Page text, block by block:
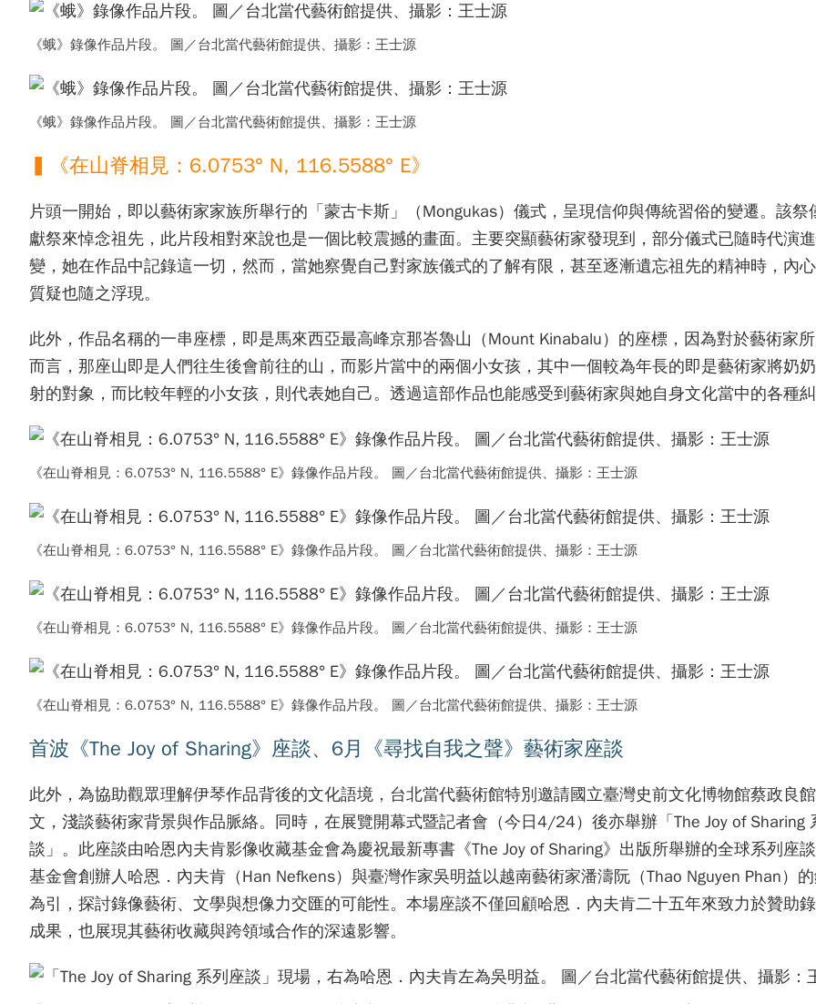
《蛾》錄像作品片段。 圖／台北當代藝術館提供、攝影：王士源
《蛾》錄像作品片段。 圖／台北當代藝術館提供、攝影：王士源
▍《在山脊相見：6.0753° N, 116.5588° E》
片頭一開始，即以藝術家家族所舉行的「蒙古卡斯」（Mongukas）儀式，呈現信仰與傳統習俗的變遷。該祭
獻祭來悼念祖先，此片段相對來說也是一個比較震撼的畫面。主要突顯藝術家發現到，部分儀式已隨時代演
變，她在作品中記錄這一切，然而，當她察覺自己對家族儀式的了解有限，甚至逐漸遺忘祖先的精神時，內
質疑也隨之浮現。
此外，作品名稱的一串座標，即是馬來西亞最高峰京那峇魯山（Mount Kinabalu）的座標，因為對於藝術家
而言，那座山即是人們往生後會前往的山，而影片當中的兩個小女孩，其中一個較為年長的即是藝術家將奶
射的對象，而比較年輕的小女孩，則代表她自己。透過這部作品也能感受到藝術家與她自身文化當中的各種
《在山脊相見：6.0753° N, 116.5588° E》錄像作品片段。 圖／台北當代藝術館提供、攝影：王士源
《在山脊相見：6.0753° N, 116.5588° E》錄像作品片段。 圖／台北當代藝術館提供、攝影：王士源
《在山脊相見：6.0753° N, 116.5588° E》錄像作品片段。 圖／台北當代藝術館提供、攝影：王士源
《在山脊相見：6.0753° N, 116.5588° E》錄像作品片段。 圖／台北當代藝術館提供、攝影：王士源
首波《The Joy of Sharing》座談、6月《尋找自我之聲》藝術家座談
此外，為協助觀眾理解伊琴作品背後的文化語境，台北當代藝術館特別邀請國立臺灣史前文化博物館蔡政良
文，淺談藝術家背景與作品脈絡。同時，在展覽開幕式暨記者會（今日4/24）後亦舉辦「The Joy of Sharing
談」。此座談由哈恩內夫肯影像收藏基金會為慶祝最新專書《The Joy of Sharing》出版所舉辦的全球系列座
基金會創辦人哈恩．內夫肯（Han Nefkens）與臺灣作家吳明益以越南藝術家潘濤阮（Thao Nguyen Phan）
為引，探討錄像藝術、文學與想像力交匯的可能性。本場座談不僅回顧哈恩．內夫肯二十五年來致力於贊助
成果，也展現其藝術收藏與跨領域合作的深遠影響。